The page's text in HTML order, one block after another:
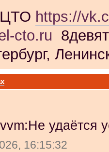
https://
cto.ru
vvm:Не удаётся
16:15:32